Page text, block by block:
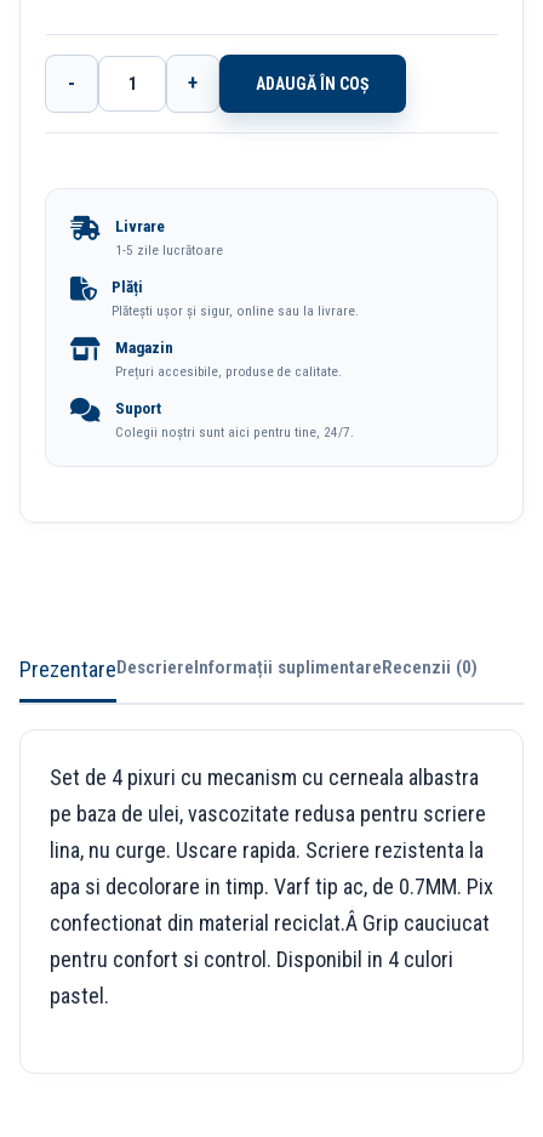
Cantitate
Set
Mecanism
Corp
Albastru
Longreen
- + ADAUGĂ ÎN COȘ
Livrare
1-5 zile lucrătoare
Plăți
Plătești ușor și sigur, online sau la livrare.
Magazin
Prețuri accesibile, produse de calitate.
Suport
Colegii noștri sunt aici pentru tine, 24/7.
PrezentareDescriereInformații suplimentareRecenzii (0)
Set de 4 pixuri cu mecanism cu cerneala albastra
pe baza de ulei, vascozitate redusa pentru scriere
lina, nu curge. Uscare rapida. Scriere rezistenta la
apa si decolorare in timp. Varf tip ac, de 0.7MM. Pix
confectionat din material reciclat.Â Grip cauciucat
pentru confort si control. Disponibil in 4 culori
pastel.